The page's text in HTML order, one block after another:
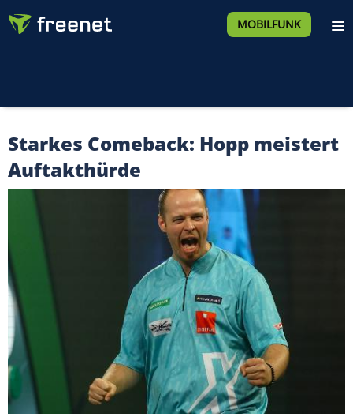
MOBILFUNK
Starkes Comeback: Hopp meistert
Auftakthürde